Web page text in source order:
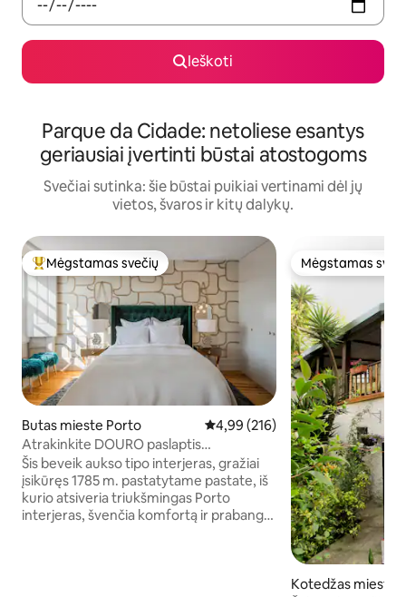
Ieškoti
Parque da Cidade: netoliese esantys
geriausiai įvertinti būstai atostogoms
Svečiai sutinka: šie būstai puikiai vertinami dėl jų
vietos, švaros ir kitų dalykų.
Svečių mėgstamiausias
Mėgstamas svečių
Butas mieste Porto Vidutinis įvertinimas: 4,99 iš 5,
4,99 (216)
Atrakinkite DOURO paslaptis
magiškuose namuose - Wi-Fi Airco
Šis beveik aukso tipo interjeras, gražiai
įsikūręs 1785 m. pastatytame pastate, iš
kurio atsiveria triukšmingas Porto
interjeras, švenčia komfortą ir prabangą
Mėgstamas
Mėgstamas
Kotedžas mieste